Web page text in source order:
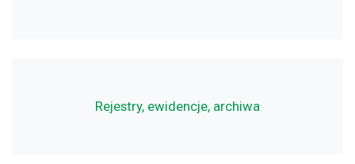
Rejestry, ewidencje, archiwa